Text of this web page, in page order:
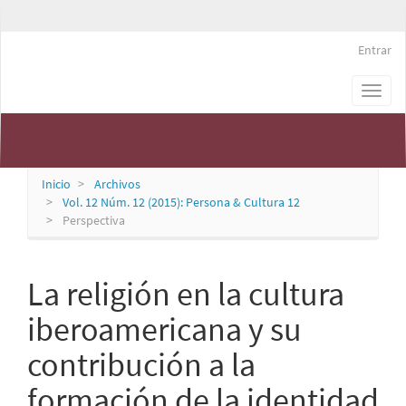
Entrar
Toggle
Inicio
Archivos
Vol. 12 Núm. 12 (2015): Persona & Cultura 12
Perspectiva
La religión en la cultura
iberoamericana y su
contribución a la